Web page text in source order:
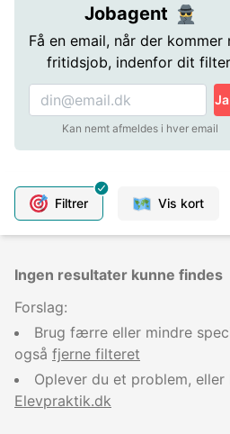
Jobagent
Få en email, når der kommer
fritidsjob, indenfor dit
Kan nemt afmeldes i hver email
Filtrer Vis kort
Ingen resultater kunne findes
Forslag:
Brug færre eller mindre
også fjerne filteret
Oplever du et problem, eller
Elevpraktik.dk